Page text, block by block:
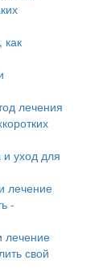
как
лечения
уход для
лечение
-
лечение
свой